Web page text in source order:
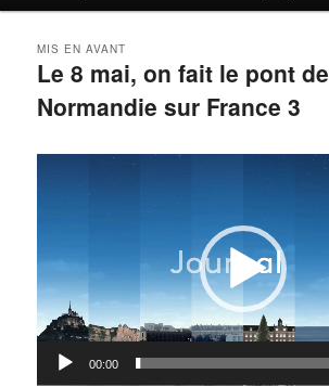
Le 8 mai, on fait le pont de
Normandie sur France 3
MIS EN AVANT
00:00